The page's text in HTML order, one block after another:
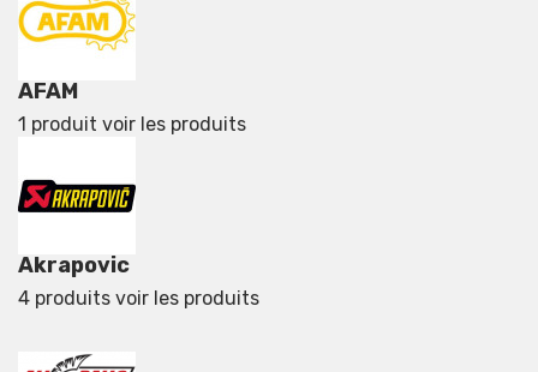
AFAM
1 produit voir les produits
Akrapovic
4 produits voir les produits